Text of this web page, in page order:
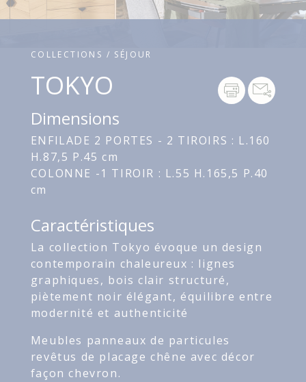
COLLECTIONS / SÉJOUR
TOKYO
Dimensions
ENFILADE 2 PORTES - 2 TIROIRS : L.160
H.87,5 P.45 cm
COLONNE -1 TIROIR : L.55 H.165,5 P.40
cm
Caractéristiques
La collection Tokyo évoque un design
contemporain chaleureux : lignes
graphiques, bois clair structuré,
piètement noir élégant, équilibre entre
modernité et authenticité
Meubles panneaux de particules
revêtus de placage chêne avec décor
façon chevron.